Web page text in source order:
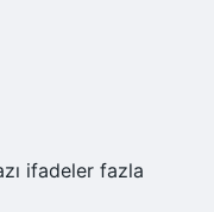
ifadeler fazla